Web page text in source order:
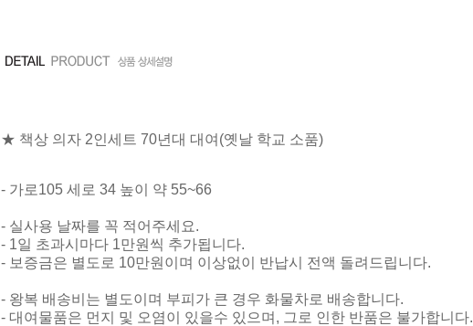
★ 책상 의자 2인세트 70년대 대여(옛날 학교 소품)
- 가로105 세로 34 높이 약 55~66
- 실사용 날짜를 꼭 적어주세요.
- 1일 초과시마다 1만원씩 추가됩니다.
- 보증금은 별도로 10만원이며 이상없이 반납시 전액 돌려드립니다.
- 왕복 배송비는 별도이며 부피가 큰 경우 화물차로 배송합니다.
- 대여물품은 먼지 및 오염이 있을수 있으며, 그로 인한 반품은 불가합니다.